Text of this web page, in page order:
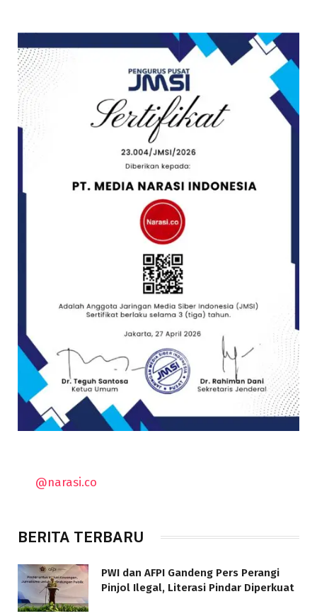
@narasi.co
BERITA TERBARU
PWI dan AFPI Gandeng Pers Perangi
Pinjol Ilegal, Literasi Pindar Diperkuat